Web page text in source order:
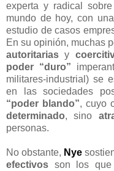
experta y radical
mundo de hoy, con
estudio de casos
En su opinión, muchas
autoritarias y
poder “duro”
militares-industrial) se
en las sociedades
“poder blando”, cuyo
determinado, sino
personas.
No obstante, Nye
efectivos son los que